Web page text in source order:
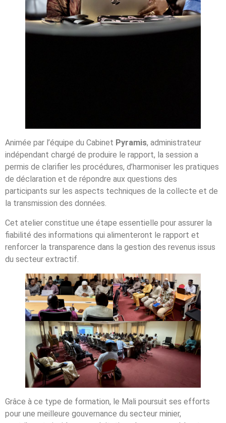
Animée par l’équipe du Cabinet Pyramis, administrateur
indépendant chargé de produire le rapport, la session a
permis de clarifier les procédures, d’harmoniser les pratiques
de déclaration et de répondre aux questions des
participants sur les aspects techniques de la collecte et de
la transmission des données.
Cet atelier constitue une étape essentielle pour assurer la
fiabilité des informations qui alimenteront le rapport et
renforcer la transparence dans la gestion des revenus issus
du secteur extractif.
Grâce à ce type de formation, le Mali poursuit ses efforts
pour une meilleure gouvernance du secteur minier,